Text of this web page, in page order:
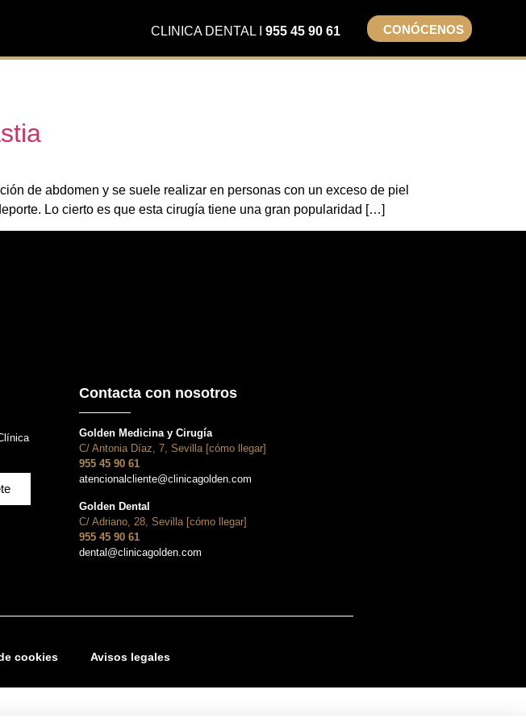
CLINICA DENTAL I 955 45 90 61 CONÓCENOS
de abdomen y se suele realizar en personas con un exceso de piel
Lo cierto es que esta cirugía tiene una gran popularidad […]
Contacta con nosotros
Golden Medicina y Cirugía
C/ Antonia Díaz, 7, Sevilla [cómo llegar]
955 45 90 61
atencionalcliente@clinicagolden.com
Golden Dental
C/ Adriano, 28, Sevilla [cómo llegar]
955 45 90 61
dental@clinicagolden.com
cookies Avisos legales